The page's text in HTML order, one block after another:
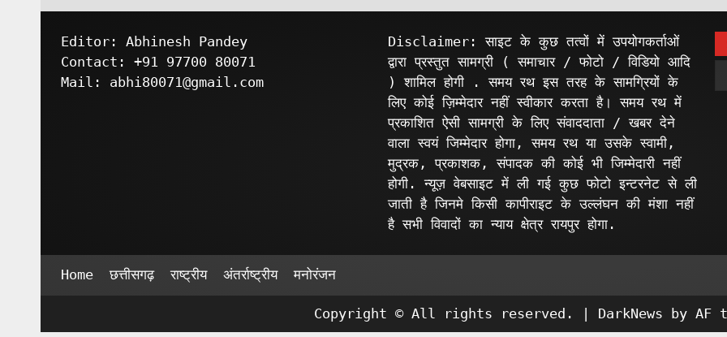
Editor: Abhinesh Pandey
Contact: +91 97700 80071
Mail: abhi80071@gmail.com
Disclaimer: साइट के कुछ तत्वों में उपयोगकर्ताओं
द्वारा प्रस्तुत सामग्री ( समाचार / फोटो / विडियो आदि
) शामिल होगी . समय रथ इस तरह के सामग्रियों के
लिए कोई ज़िम्मेदार नहीं स्वीकार करता है। समय रथ में
प्रकाशित ऐसी सामग्री के लिए संवाददाता / खबर देने
वाला स्वयं जिम्मेदार होगा, समय रथ या उसके स्वामी,
मुद्रक, प्रकाशक, संपादक की कोई भी जिम्मेदारी नहीं
होगी. न्यूज़ वेबसाइट में ली गई कुछ फोटो इन्टरनेट से ली
जाती है जिनमे किसी कापीराइट के उल्लंघन की मंशा नहीं
है सभी विवादों का न्याय क्षेत्र रायपुर होगा.
Home छत्तीसगढ़ राष्ट्रीय अंतर्राष्ट्रीय मनोरंजन
Copyright © All rights reserved. | DarkNews by AF